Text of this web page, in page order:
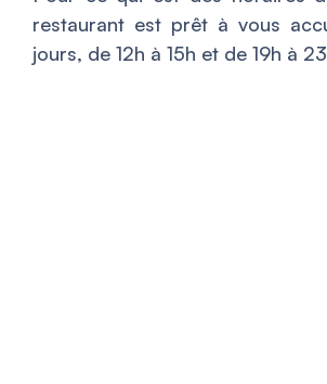
restaurant est prêt à vous
jours, de 12h à 15h et de 19h à